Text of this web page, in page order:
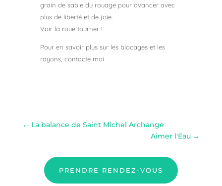
grain de sable du rouage pour avancer avec
plus de liberté et de joie.
Voir la roue tourner !
Pour en savoir plus sur les blocages et les
rayons, contacte moi
← La balance de Saint Michel Archange
Aimer l'Eau →
PRENDRE RENDEZ-VOUS